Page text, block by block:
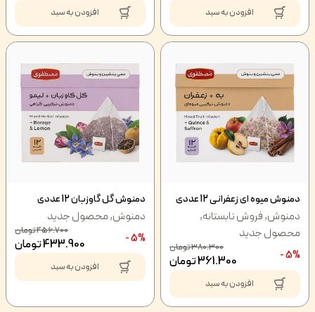
افزودن به سبد افزودن به سبد
دمنوش میوه ای زعفرانی 12 عددی
دمنوش,فروش تابستانه,
محصول جدید
5% -
380.300تومان
361.300تومان
افزودن به سبد
دمنوش گل گاوزبان 12 عددی
دمنوش,محصول جدید
5% -
456.700تومان
433.900تومان
افزودن به سبد